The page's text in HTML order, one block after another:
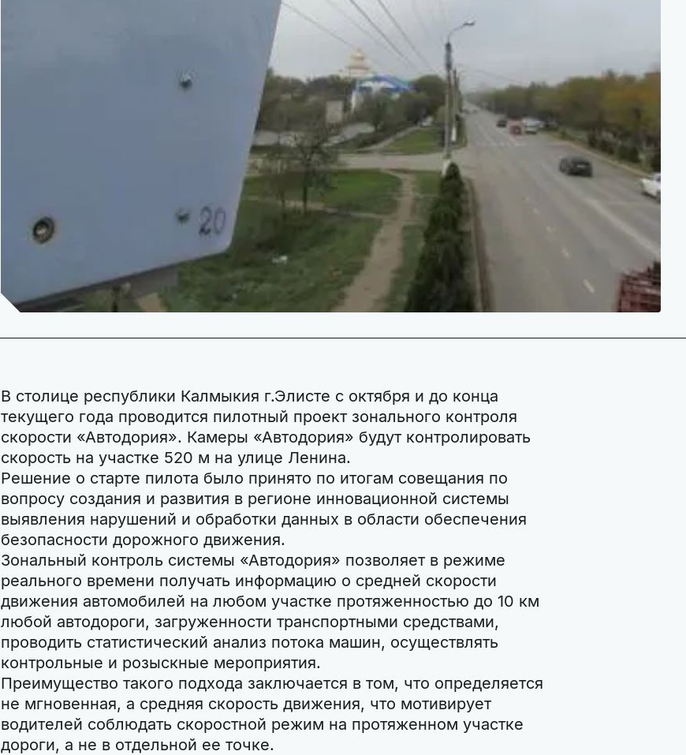
В столице республики Калмыкия г.Элисте с октября и до конца
текущего года проводится пилотный проект зонального контроля
скорости «Автодория». Камеры «Автодория» будут контролировать
скорость на участке 520 м на улице Ленина.
Решение о старте пилота было принято по итогам совещания по
вопросу создания и развития в регионе инновационной системы
выявления нарушений и обработки данных в области обеспечения
безопасности дорожного движения.
Зональный контроль системы «Автодория» позволяет в режиме
реального времени получать информацию о средней скорости
движения автомобилей на любом участке протяженностью до 10 км
любой автодороги, загруженности транспортными средствами,
проводить статистический анализ потока машин, осуществлять
контрольные и розыскные мероприятия.
Преимущество такого подхода заключается в том, что определяется
не мгновенная, а средняя скорость движения, что мотивирует
водителей соблюдать скоростной режим на протяженном участке
дороги, а не в отдельной ее точке.